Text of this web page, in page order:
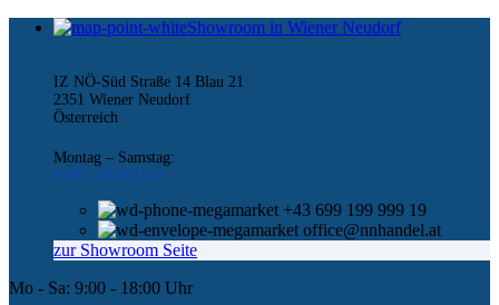
Showroom in Wiener Neudorf
IZ NÖ-Süd Straße 14 Blau 21
2351 Wiener Neudorf
Österreich
Montag – Samstag:
9:00 - 18:00 Uhr
+43 699 199 999 19
office@nnhandel.at
zur Showroom Seite
Mo - Sa: 9:00 - 18:00 Uhr